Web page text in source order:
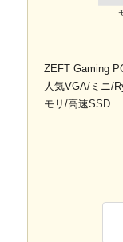
ZEFT Gaming
人気VGA/ミニ/
モリ/高速SSD